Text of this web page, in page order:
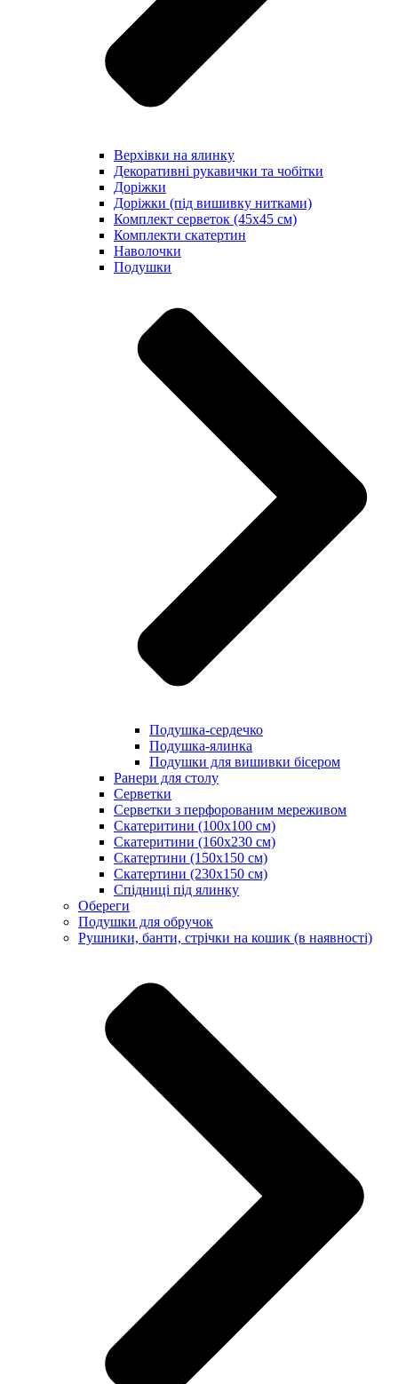
Верхівки на ялинку
Декоративні рукавички та чобітки
Доріжки
Доріжки (під вишивку нитками)
Комплект серветок (45х45 см)
Комплекти скатертин
Наволочки
Подушки
Подушка-сердечко
Подушка-ялинка
Подушки для вишивки бісером
Ранери для столу
Серветки
Серветки з перфорованим мереживом
Скатеритини (100х100 см)
Скатеритини (160х230 см)
Скатертини (150х150 см)
Скатертини (230х150 см)
Спідниці під ялинку
Обереги
Подушки для обручок
Рушники, банти, стрічки на кошик (в наявності)